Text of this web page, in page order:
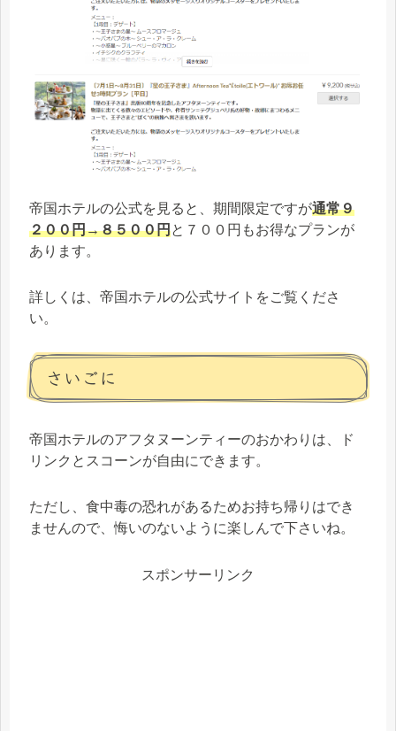
帝国ホテルの公式を見ると、期間限定ですが通常９
２００円→８５００円と７００円もお得なプランが
あります。
詳しくは、帝国ホテルの公式サイトをご覧くださ
い。
さいごに
帝国ホテルのアフタヌーンティーのおかわりは、ド
リンクとスコーンが自由にできます。
ただし、食中毒の恐れがあるためお持ち帰りはでき
ませんので、悔いのないように楽しんで下さいね。
スポンサーリンク